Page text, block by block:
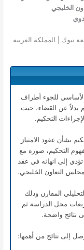
الخليجي
تبوك | المملكة العربية
للجوء أطراف
بدلاً عن القضاء، حيث
التحكيم.
بشأن عقود الامتياز
التحكيم، صوره مع
إلى انهائه في عقد
التعاون الخليجي.
المقارن وذلك
محل الدراسة ثم
نتائج واضحة.
إلى نتائج من أهمها: